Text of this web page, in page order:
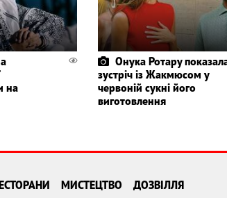
на
Онука Ротару
зустріч із Жакмюсом у
червоній сукні його
виготовлення
МИСТЕЦТВО ДОЗВІЛЛЯ